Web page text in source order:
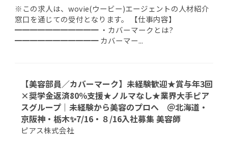
※この求人は、wovie(ウービー)エージェントの人材紹介
窓口を通じての受付となります。 【仕事内容】
━━━━━━━━━━━ ・カバーマークとは?
━━━━━━━━━━━ カバーマー...
【美容部員／カバーマーク】未経験歓迎★賞与年3回
×奨学金返済80％支援★ノルマなし★業界大手ピア
スグループ｜未経験から美容のプロへ ＠北海道・
京阪神・栃木✨7/16・８/16入社募集 美容師
ピアス株式会社